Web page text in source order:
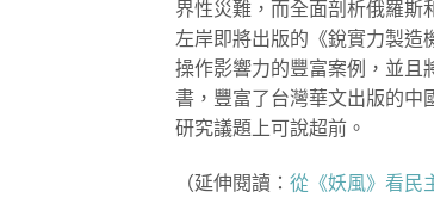
界性災難，而全面剖析俄羅斯
左岸即將出版的《銳實力製造
操作影響力的豐富案例，並且
書，豐富了台灣華文出版的中
研究議題上可說超前。
（延伸閱讀： 從《妖風》看民